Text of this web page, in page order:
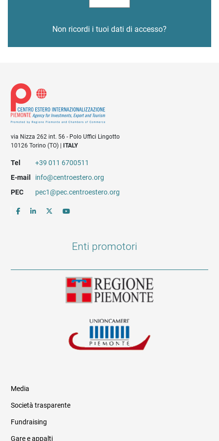
Non ricordi i tuoi dati di accesso?
via Nizza 262 int. 56 - Polo Uffici Lingotto
10126 Torino (TO) |
ITALY
Tel
+39 011 6700511
E-mail
info@centroestero.org
PEC
pec1@pec.centroestero.org
Enti promotori
Informazioni legali e trasparenza
Media
Società trasparente
Fundraising
Gare e appalti